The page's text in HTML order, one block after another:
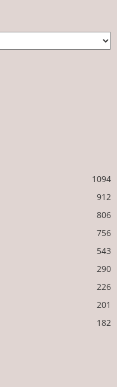
1094
912
806
756
543
290
226
201
182